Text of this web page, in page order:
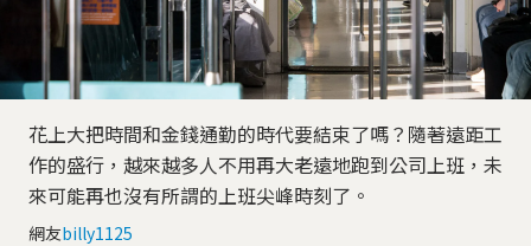
花上大把時間和金錢通勤的時代要結束了嗎？隨著遠距工
作的盛行，越來越多人不用再大老遠地跑到公司上班，未
來可能再也沒有所謂的上班尖峰時刻了。
網友billy1125